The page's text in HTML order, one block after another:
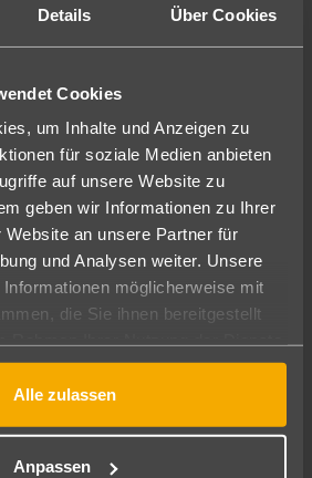
Details Über Cookies
Cookies
um Inhalte und Anzeigen zu
für soziale Medien anbieten
auf unsere Website zu
geben wir Informationen zu Ihrer
Website an unsere Partner für
und Analysen weiter. Unsere
möglicherweise mit
die Sie ihnen bereitgestellt
Alle zulassen
Anpassen
- sonstige Angebote